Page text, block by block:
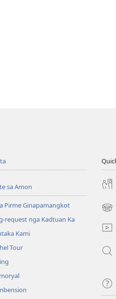
sa Amon
Pirme Ginapamangkot
request nga Kadtuan Ka
Kami
Tour